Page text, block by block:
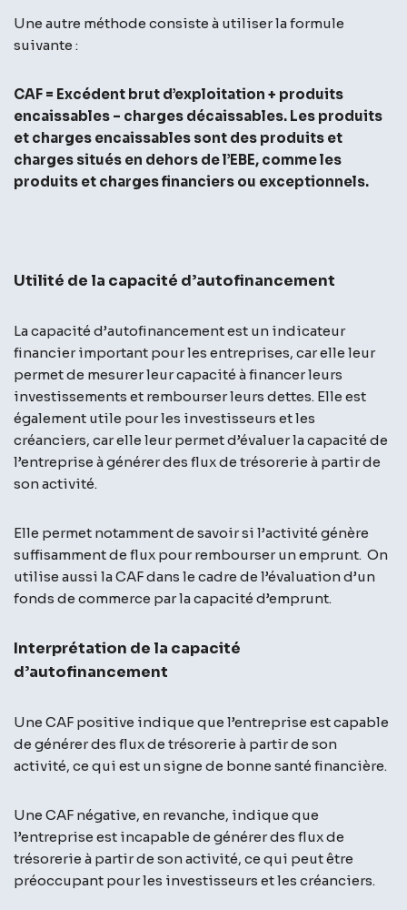
Une autre méthode consiste à utiliser la formule
suivante :
CAF = Excédent brut d’exploitation + produits
encaissables – charges décaissables. Les produits
et charges encaissables sont des produits et
charges situés en dehors de l’EBE, comme les
produits et charges financiers ou exceptionnels.
Utilité de la capacité d’autofinancement
La capacité d’autofinancement est un indicateur
financier important pour les entreprises, car elle leur
permet de mesurer leur capacité à financer leurs
investissements et rembourser leurs dettes. Elle est
également utile pour les investisseurs et les
créanciers, car elle leur permet d’évaluer la capacité de
l’entreprise à générer des flux de trésorerie à partir de
son activité.
Elle permet notamment de savoir si l’activité génère
suffisamment de flux pour rembourser un emprunt. On
utilise aussi la CAF dans le cadre de l’évaluation d’un
fonds de commerce par la capacité d’emprunt.
Interprétation de la capacité
d’autofinancement
Une CAF positive indique que l’entreprise est capable
de générer des flux de trésorerie à partir de son
activité, ce qui est un signe de bonne santé financière.
Une CAF négative, en revanche, indique que
l’entreprise est incapable de générer des flux de
trésorerie à partir de son activité, ce qui peut être
préoccupant pour les investisseurs et les créanciers.